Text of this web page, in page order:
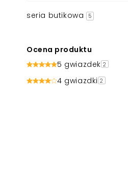
seria butikowa 5
Ocena produktu
5 gwiazdek 2
4 gwiazdki 2